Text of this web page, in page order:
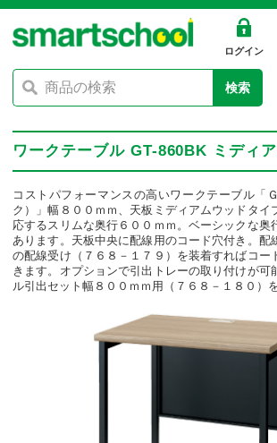
ログイン
検索
ワークテーブル GT-860BK ミディ
コストパフォーマンスの高いワークテーブル「
ク）」幅８００ｍｍ、天板ミディアムウッドタイ
応するスリムな奥行６００ｍｍ。ベーシックな奥
あります。天板中央に配線用のコード穴付き。配
の配線受け（７６８－１７９）を装着すればコー
きます。オプションで引出トレーの取り付けが可
ル引出セット幅８００ｍｍ用（７６８－１８０）